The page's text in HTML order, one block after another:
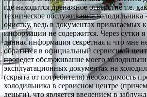
где находится дренажное отверстие т.е.
техническое обслуживание холодильника
очистку, ведь в документах прилагаемых
информации не содержится. Через сутки я
данная информация секретная и что мне
обратится в официальный сервисный
проведет обслуживание моего
эксплуатационных документах на
(скрыта от потребителя) необходимость
холодильника в сервисном центре
деньги), что является введением в